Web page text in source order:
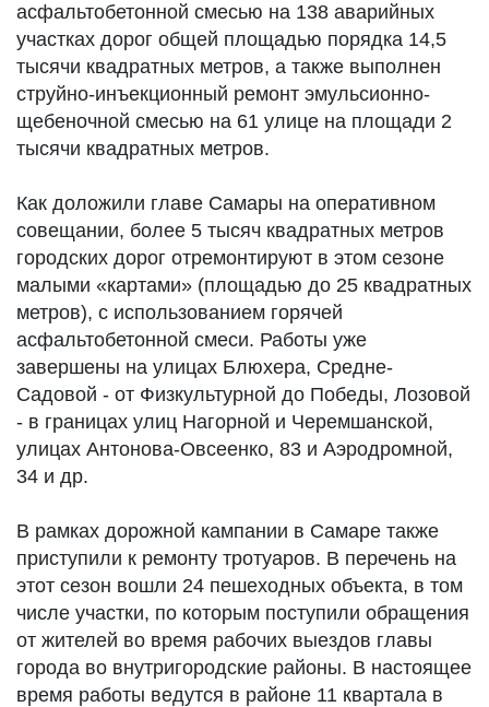
асфальтобетонной смесью на 138 аварийных
участках дорог общей площадью порядка 14,5
тысячи квадратных метров, а также выполнен
струйно-инъекционный ремонт эмульсионно-
щебеночной смесью на 61 улице на площади 2
тысячи квадратных метров.
Как доложили главе Самары на оперативном
совещании, более 5 тысяч квадратных метров
городских дорог отремонтируют в этом сезоне
малыми «картами» (площадью до 25 квадратных
метров), с использованием горячей
асфальтобетонной смеси. Работы уже
завершены на улицах Блюхера, Средне-
Садовой - от Физкультурной до Победы, Лозовой
- в границах улиц Нагорной и Черемшанской,
улицах Антонова-Овсеенко, 83 и Аэродромной,
34 и др.
В рамках дорожной кампании в Самаре также
приступили к ремонту тротуаров. В перечень на
этот сезон вошли 24 пешеходных объекта, в том
числе участки, по которым поступили обращения
от жителей во время рабочих выездов главы
города во внутригородские районы. В настоящее
время работы ведутся в районе 11 квартала в